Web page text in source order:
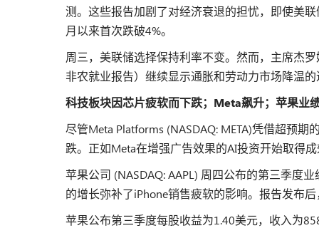
测。这些报告加剧了对经济衰退的担忧，即使美
月以来首次跌破4%。
周三，美联储选择保持利率不变。然而，主席杰
非农就业报告）继续显示通胀和劳动力市场降温的
科技板块因芯片疲软而下跌；Meta飙升；苹果业
尽管Meta Platforms (NASDAQ: META)凭借超预
跌。正如Meta在增强广告效果的AI投资开始取得
苹果公司 (NASDAQ: AAPL) 周四公布的第三季度
的增长弥补了iPhone销售疲软的影响。报告发布
苹果公布第三季度每股收益为1.40美元，收入为